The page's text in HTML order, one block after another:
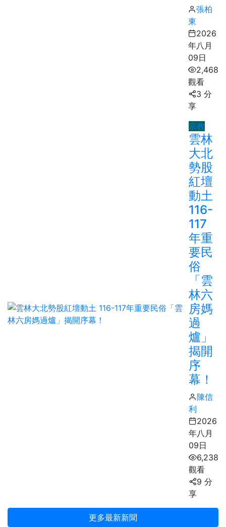
張柏
東
2026
年八月
09日
2,468
觀看
3 分
享
宗教
雲林
大北
勢股
紅壇
動土
116-
117
年重
要民
俗
「雲
林六
房媽
過
爐」
揭開
序
幕！
陳信
利
2026
年八月
09日
6,238
觀看
9 分
享
更多最新新聞